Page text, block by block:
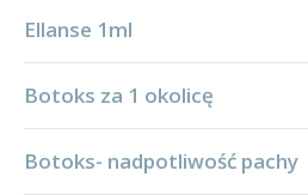
Ellanse 1ml
Botoks za 1 okolicę
Botoks- nadpotliwość pachy